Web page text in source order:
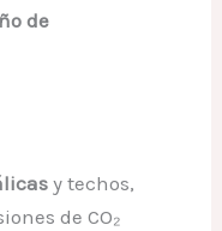
de
y techos,
de CO₂